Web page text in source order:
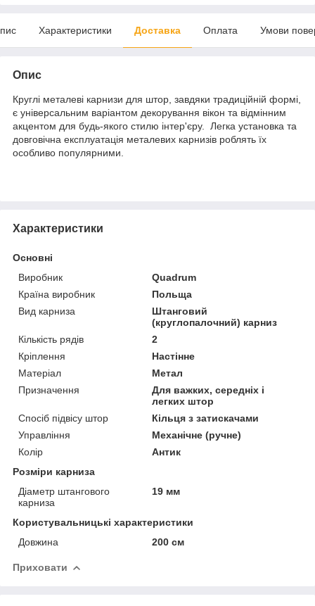
Характеристики Доставка Оплата Умови
Опис
Круглі металеві карнизи для штор, завдяки традиційній формі,
є універсальним варіантом декорування вікон та відмінним
акцентом для будь-якого стилю інтер'єру. Легка установка та
довговічна експлуатація металевих карнизів роблять їх
особливо популярними.
Характеристики
Основні
Виробник
Quadrum
Країна виробник
Польща
Вид карниза
Штанговий
(круглопалочний) карниз
Кількість рядів
2
Кріплення
Настінне
Матеріал
Метал
Призначення
Для важких, середніх і
легких штор
Спосіб підвісу штор
Кільця з затискачами
Управління
Механічне (ручне)
Колір
Антик
Розміри карниза
Діаметр штангового
карниза
19 мм
Користувальницькі характеристики
Довжина
200 см
Приховати